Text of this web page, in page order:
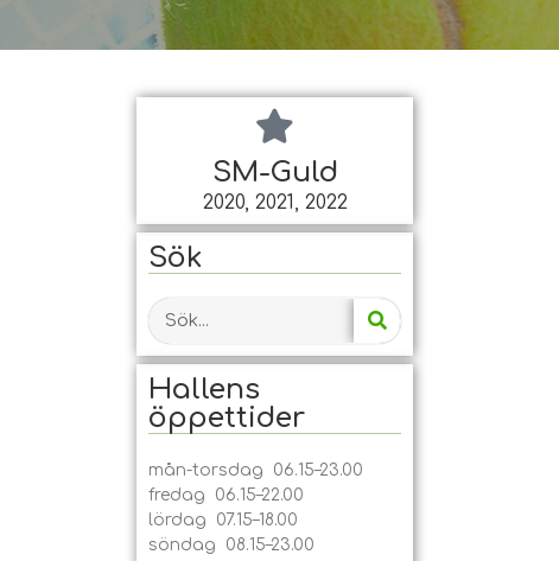
SM-Guld
2020, 2021, 2022
Sök
Hallens
öppet­tider
mån-torsdag 06.15–23.00
fredag 06.15–22.00
lördag 07.15–18.00
söndag 08.15–23.00